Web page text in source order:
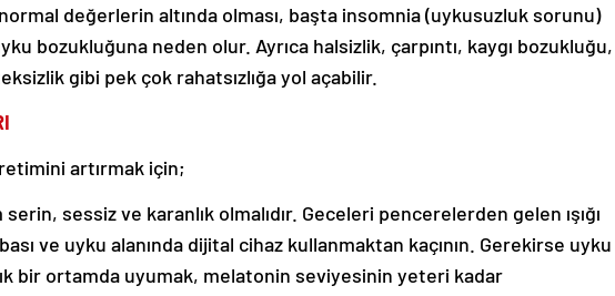
değerlerin altında olması, başta insomnia (uykusuzluk sorunu)
bozukluğuna neden olur. Ayrıca halsizlik, çarpıntı, kaygı bozukluğu,
gibi pek çok rahatsızlığa yol açabilir.
artırmak için;
sessiz ve karanlık olmalıdır. Geceleri pencerelerden gelen ışığı
ve uyku alanında dijital cihaz kullanmaktan kaçının. Gerekirse uyku
bir ortamda uyumak, melatonin seviyesinin yeteri kadar